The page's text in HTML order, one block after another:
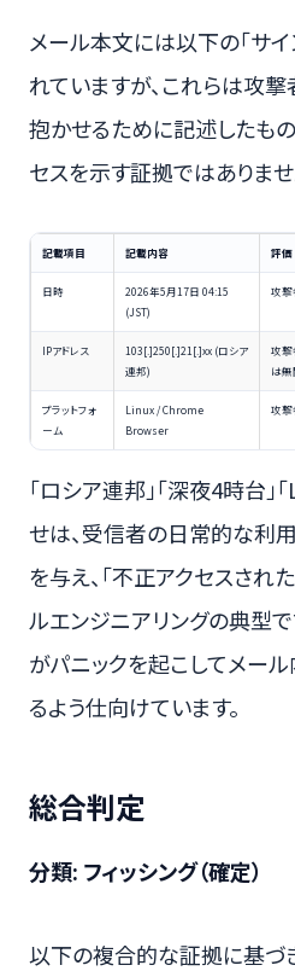
メール本文には以下の「サ
れていますが、これらは攻
抱かせるために記述したも
セスを示す証拠ではありま
記載項目 記載内容 評価
日時
2026年5月17日 04:15
(JST)
攻撃
IPアドレス
103[.]250[.]21[.]xx (ロシア
連邦)
攻撃
は
プラットフォ
ーム
Linux / Chrome
Browser
攻撃
「ロシア連邦」「深夜4時台」
せは、受信者の日常的な利
を与え、「不正アクセスされ
ルエンジニアリングの典型で
がパニックを起こしてメー
るよう仕向けています。
総合判定
分類: フィッシング（確定）
以下の複合的な証拠に基づ